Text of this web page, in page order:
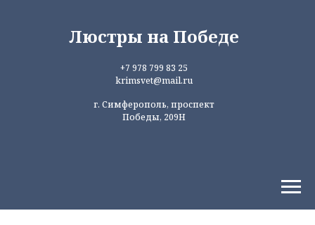
Люстры на Победе
+7 978 799 83 25
krimsvet@mail.ru
г. Симферополь, проспект
Победы, 209Н